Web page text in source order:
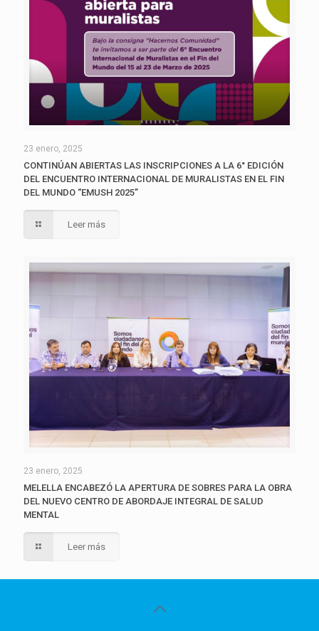
23 enero, 2025
CONTINÚAN ABIERTAS LAS INSCRIPCIONES A LA 6° EDICIÓN
DEL ENCUENTRO INTERNACIONAL DE MURALISTAS EN EL FIN
DEL MUNDO “EMUSH 2025”
Leer más
23 enero, 2025
MELELLA ENCABEZÓ LA APERTURA DE SOBRES PARA LA OBRA
DEL NUEVO CENTRO DE ABORDAJE INTEGRAL DE SALUD
MENTAL
Leer más